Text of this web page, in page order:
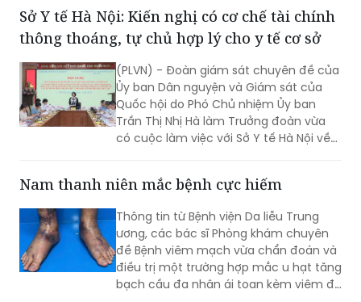
(PLVN) - Đoàn giám sát chuyên đề của
Ủy ban Dân nguyện và Giám sát của
Quốc hội do Phó Chủ nhiệm Ủy ban
Trần Thị Nhị Hà làm Trưởng đoàn vừa
có cuộc làm việc với Sở Y tế Hà Nội về
việc “giải quyết kiến nghị của cử tri về
bảo đảm nhân lực y tế nhằm nâng cao
chất lượng hoạt động của trạm y tế
quyền địa phương 2 cấp (CQĐP2C)”.
Nam thanh niên mắc bệnh cực hiếm
Thông tin từ Bệnh viện Da liễu Trung
ương, các bác sĩ Phòng khám chuyên
đề Bệnh viêm mạch vừa chẩn đoán và
điều trị một trường hợp mắc u hạt tăng
bạch cầu đa nhân ái toan kèm viêm đa
mạch (Eosinophilic Granulomatosis
with Polyangiitis - EGPA) – một bệnh lý
viêm mạch máu kích thước nhỏ và
Hiểu đúng quy định pháp luật về thuốc lào